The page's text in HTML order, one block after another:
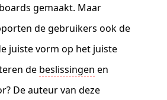
gemaakt. Maar
de gebruikers ook de
juiste vorm op het juiste
de beslissingen en
De auteur van deze